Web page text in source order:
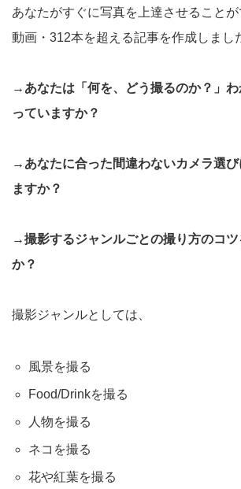
あなたがすぐに写真を上達させること
動画・312本を超える記事を作成しまし
→あなたは「何を、どう撮るのか？」
っていますか？
→あなたに合った間違わないカメラ選
ますか？
→撮影するジャンルごとの撮り方のコ
か？
撮影ジャンルとしては、
風景を撮る
Food/Drinkを撮る
人物を撮る
ネコを撮る
花や紅葉を撮る